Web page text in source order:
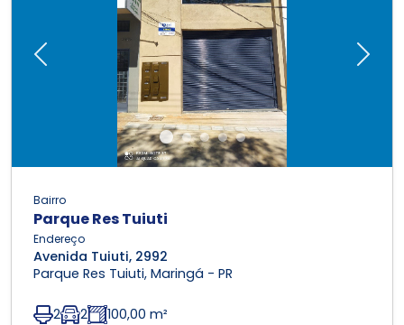
Previous Next
Bairro
Parque Res Tuiuti
Endereço
Avenida Tuiuti, 2992
Parque Res Tuiuti, Maringá - PR
2 2 100,00 m²